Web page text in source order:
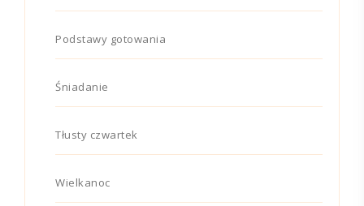
Podstawy gotowania
Śniadanie
Tłusty czwartek
Wielkanoc